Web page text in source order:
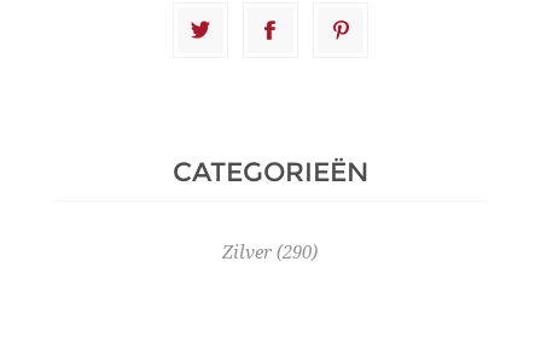
CATEGORIEËN
Zilver (290)